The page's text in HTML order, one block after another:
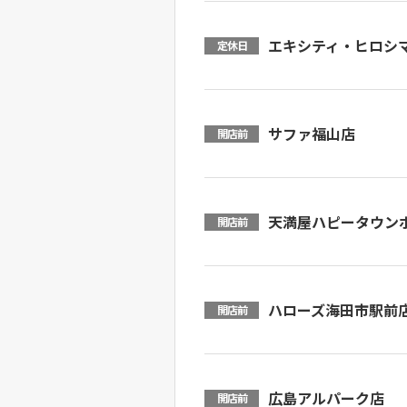
定休日 エキシティ・ヒロシ
開店前 サファ福山店
開店前 天満屋ハピータウン
開店前 ハローズ海田市駅前
開店前 広島アルパーク店